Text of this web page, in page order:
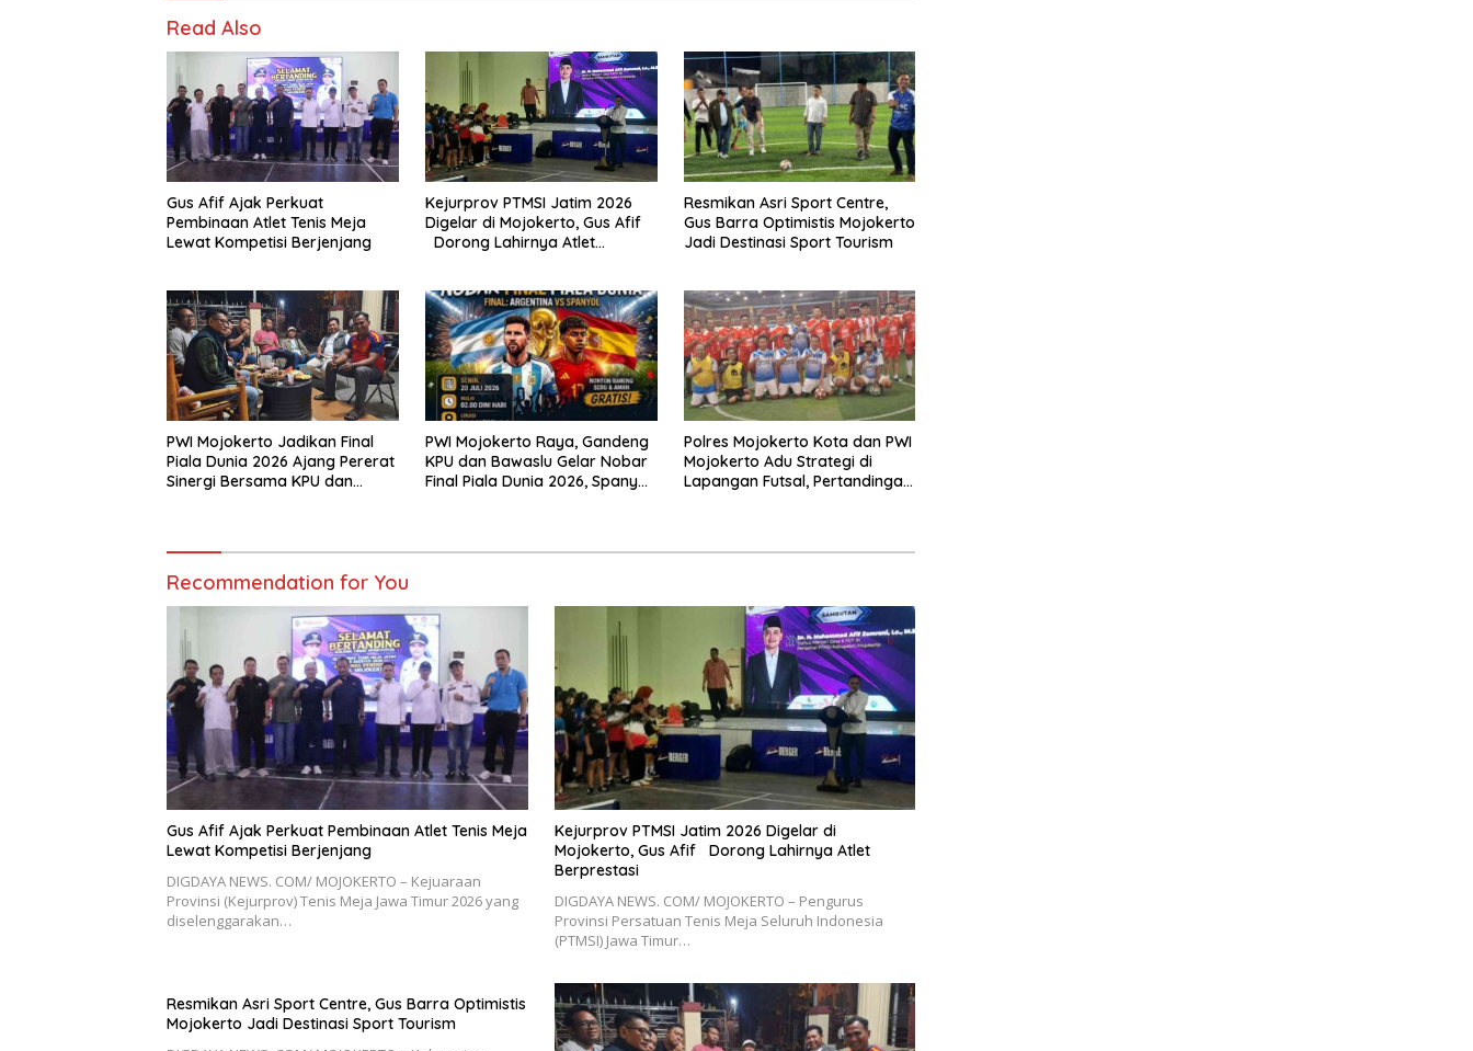
Read Also
Gus Afif Ajak Perkuat
Pembinaan Atlet Tenis Meja
Lewat Kompetisi Berjenjang
Kejurprov PTMSI Jatim 2026
Digelar di Mojokerto, Gus Afif
Dorong Lahirnya Atlet
Resmikan Asri Sport Centre,
Gus Barra Optimistis Mojokerto
Jadi Destinasi Sport Tourism
PWI Mojokerto Jadikan Final
Piala Dunia 2026 Ajang Pererat
Sinergi Bersama KPU dan
PWI Mojokerto Raya, Gandeng
KPU dan Bawaslu Gelar Nobar
Final Piala Dunia 2026, Spanyol
Polres Mojokerto Kota dan PWI
Mojokerto Adu Strategi di
Lapangan Futsal, Pertandingan
Recommendation for You
Gus Afif Ajak Perkuat Pembinaan Atlet Tenis Meja
Lewat Kompetisi Berjenjang
DIGDAYA NEWS. COM/ MOJOKERTO – Kejuaraan
Provinsi (Kejurprov) Tenis Meja Jawa Timur 2026 yang
diselenggarakan…
Kejurprov PTMSI Jatim 2026 Digelar di
Mojokerto, Gus Afif Dorong Lahirnya Atlet
Berprestasi
DIGDAYA NEWS. COM/ MOJOKERTO – Pengurus
Provinsi Persatuan Tenis Meja Seluruh Indonesia
(PTMSI) Jawa Timur…
Resmikan Asri Sport Centre, Gus Barra Optimistis
Mojokerto Jadi Destinasi Sport Tourism